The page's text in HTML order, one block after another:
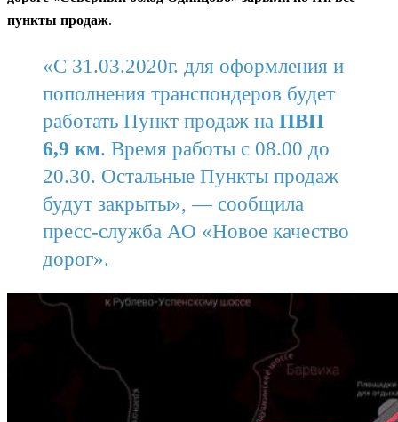
пункты продаж.
«С 31.03.2020г. для оформления и
пополнения транспондеров будет
работать Пункт продаж на ПВП
6,9 км. Время работы с 08.00 до
20.30. Остальные Пункты продаж
будут закрыты», — сообщила
пресс-служба АО «Новое качество
дорог».